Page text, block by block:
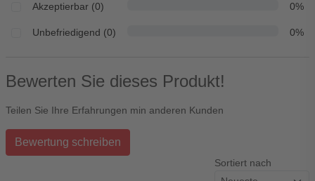
Akzeptierbar (0) 0%
Unbefriedigend (0) 0%
Bewerten Sie dieses Produkt!
Teilen Sie Ihre Erfahrungen min anderen Kunden
Bewertung schreiben
Sortiert nach